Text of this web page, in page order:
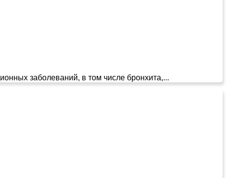
заболеваний, в том числе бронхита,...